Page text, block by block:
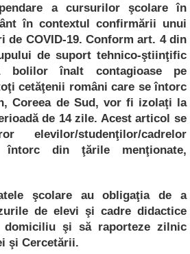
a cursurilor şcolare în
în contextul confirmării unui
de COVID-19. Conform art. 4 din
de suport tehnico-ştiinţific
bolilor înalt contagioase pe
cetăţenii români care se întorc
Coreea de Sud, vor fi izolaţi la
de 14 zile. Acest articol se
studenţilor/cadrelor
din ţările menţionate,
şcolare au obligaţia de a
de elevi şi cadre didactice
şi să raporteze zilnic
şi Cercetării.